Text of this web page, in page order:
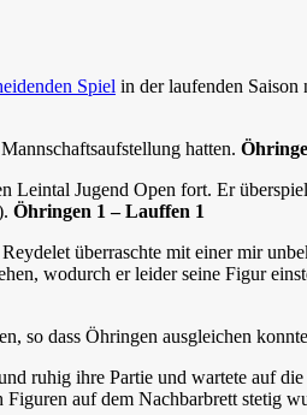
Spiel in der laufenden
hatten.
Leintal Jugend Open fort. Er
Öhringen 1 – Lauffen 1
überraschte mit einer mir
wodurch er leider seine Figur
so dass Öhringen ausgleichen
ruhig ihre Partie und wartete auf
auf dem Nachbarbrett stetig